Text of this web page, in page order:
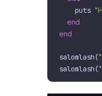
    puts
end
end
salomlash(
salomlash(